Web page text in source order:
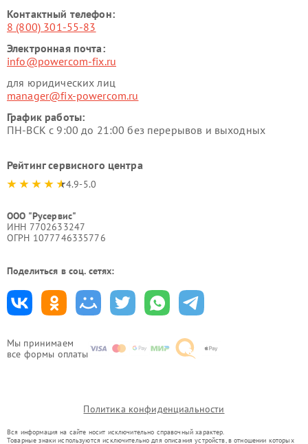
Мы принимаем
все формы оплаты
Контактный телефон:
8 (800) 301-55-83
Электронная почта:
info@powercom-fix.ru
для юридических лиц
manager@fix-powercom.ru
График работы:
ПН-ВСК с 9:00 до 21:00 без перерывов и выходных
Рейтинг сервисного центра
4.9-5.0
ООО "Русервис"
ИНН 7702633247
ОГРН 1077746335776
Поделиться в соц. сетях:
Политика конфиденциальности
Вся информация на сайте носит исключительно справочный характер.
Товарные знаки используются исключительно для описания устройств, в отношении которых